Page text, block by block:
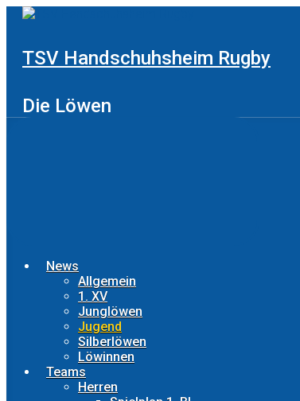
Zum
TSV Handschuhsheim Rugby
Die Löwen
News
Allgemein
1. XV
Junglöwen
Jugend
Silberlöwen
Löwinnen
Teams
Herren